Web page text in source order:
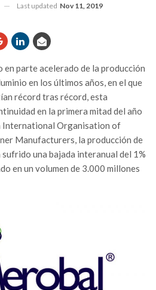
Last updated Nov 11, 2019
en parte acelerado de la producción
en los últimos años, en el que
récord tras récord, esta
en la primera mitad del año
International Organisation of
Manufacturers, la producción de
sufrido una bajada interanual del 1%
en un volumen de 3.000 millones